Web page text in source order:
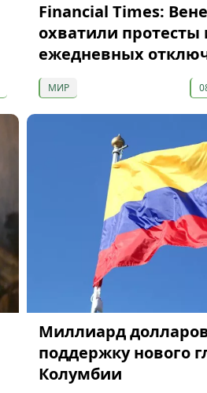
Financial Times:
охватили протесты
ежедневных
МИР
Миллиард
поддержку нового
Колумбии